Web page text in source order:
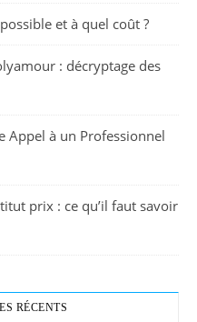
et à quel coût ?
: décryptage des
Appel à un Professionnel
prix : ce qu’il faut savoir
RÉCENTS